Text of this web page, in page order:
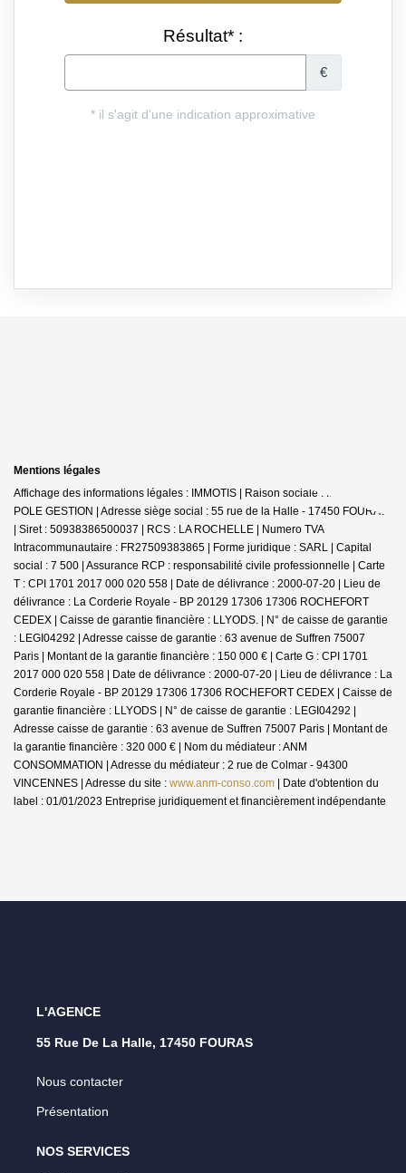
Mentions légales
Affichage des informations légales : IMMOTIS | Raison sociale : IMMOTIS
POLE GESTION | Adresse siège social : 55 rue de la Halle - 17450 FOURAS
| Siret : 50938386500037 | RCS : LA ROCHELLE | Numero TVA
Intracommunautaire : FR27509383865 | Forme juridique : SARL | Capital
social : 7 500 | Assurance RCP : responsabilité civile professionnelle | Carte
T : CPI 1701 2017 000 020 558 | Date de délivrance : 2000-07-20 | Lieu de
délivrance : La Corderie Royale - BP 20129 17306 17306 ROCHEFORT
CEDEX | Caisse de garantie financière : LLYODS. | N° de caisse de garantie
: LEGI04292 | Adresse caisse de garantie : 63 avenue de Suffren 75007
Paris | Montant de la garantie financière : 150 000 € | Carte G : CPI 1701
2017 000 020 558 | Date de délivrance : 2000-07-20 | Lieu de délivrance : La
Corderie Royale - BP 20129 17306 17306 ROCHEFORT CEDEX | Caisse de
garantie financière : LLYODS | N° de caisse de garantie : LEGI04292 |
Adresse caisse de garantie : 63 avenue de Suffren 75007 Paris | Montant de
la garantie financière : 320 000 € | Nom du médiateur : ANM
CONSOMMATION | Adresse du médiateur : 2 rue de Colmar - 94300
VINCENNES | Adresse du site : www.anm-conso.com | Date d'obtention du
label : 01/01/2023 Entreprise juridiquement et financièrement indépendante
L'AGENCE
55 Rue De La Halle, 17450 FOURAS
Nous contacter
Présentation
NOS SERVICES